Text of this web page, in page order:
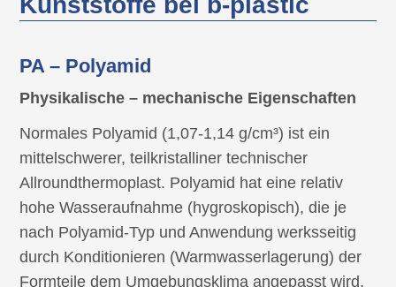
PA – Polyamid
Physikalische – mechanische Eigenschaften
Normales Polyamid (1,07-1,14 g/cm³) ist ein
mittelschwerer, teilkristalliner technischer
Allroundthermoplast. Polyamid hat eine relativ
hohe Wasseraufnahme (hygroskopisch), die je
nach Polyamid-Typ und Anwendung werksseitig
durch Konditionieren (Warmwasserlagerung) der
Formteile dem Umgebungsklima angepasst wird,